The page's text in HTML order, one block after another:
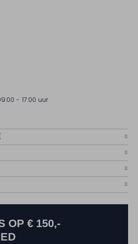
- 17:00 uur
OP € 150,-